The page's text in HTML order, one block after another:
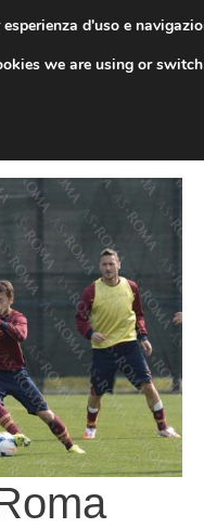
d'uso e
we are using or